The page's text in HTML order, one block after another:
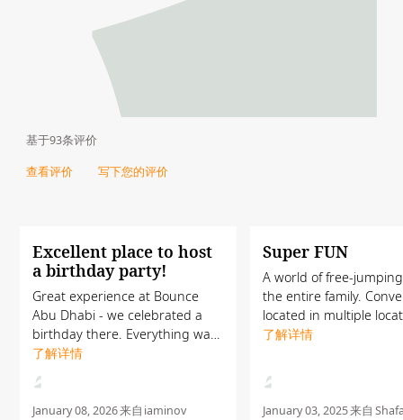
基于93条评价
查看评价 写下您的评价
Excellent place to host
a birthday party!
Great experience at Bounce
Abu Dhabi - we celebrated a
birthday there. Everything was
perfect – highly recommend.
Special thanks to Mustafa who
was our host of the day. We will
be back again soon!
了解详情
January 08, 2026来自 iaminov
Super FUN
A world of free-
the entire family.
located in multiple
across the city,
Super Slide, a
MiniBOUNCE zone for
了解详情
January 03, 2025来自